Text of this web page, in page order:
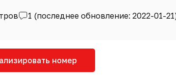
1 (последнее обновление: 2022-01-
номер